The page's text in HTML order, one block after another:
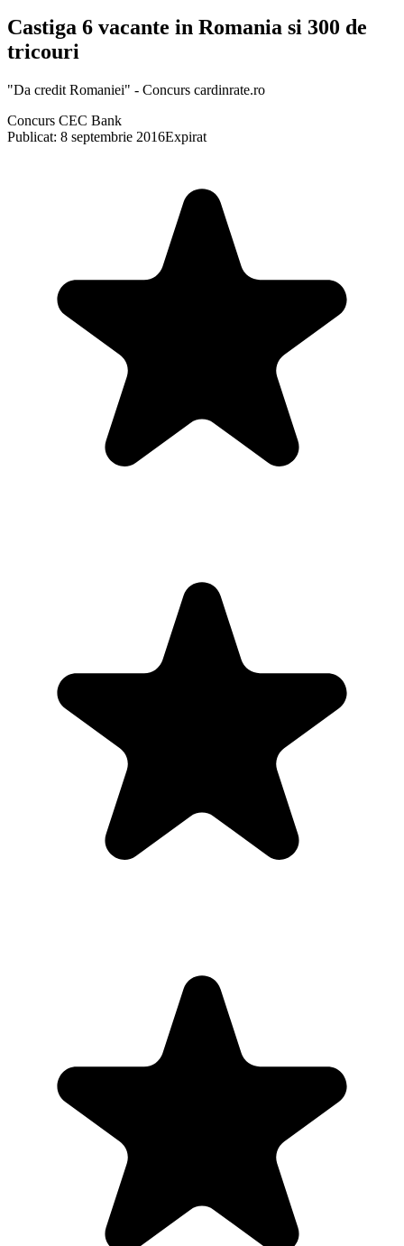
Castiga 6 vacante in Romania si 300 de
tricouri
"Da credit Romaniei" - Concurs cardinrate.ro
Concurs CEC Bank
Publicat: 8 septembrie 2016Expirat